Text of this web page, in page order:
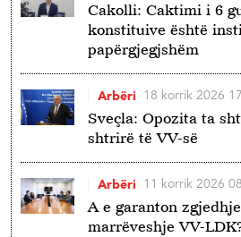
Cakolli: Caktimi i 6
konstituive është
papërgjegjshëm
Sveçla: Opozita ta
shtrirë të VV-së
Arbëri 18 korrik 2026
A e garanton
marrëveshje VV-
Arbëri 11 korrik 2026